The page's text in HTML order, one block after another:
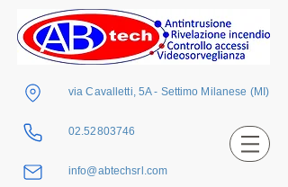
via Cavalletti, 5A - Settimo Milanese (MI)
02.52803746
info@abtechsrl.com